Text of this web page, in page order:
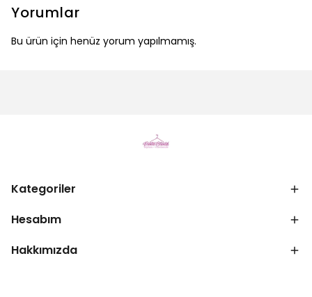
Yorumlar
Bu ürün için henüz yorum yapılmamış.
Kategoriler
Hesabım
Hakkımızda